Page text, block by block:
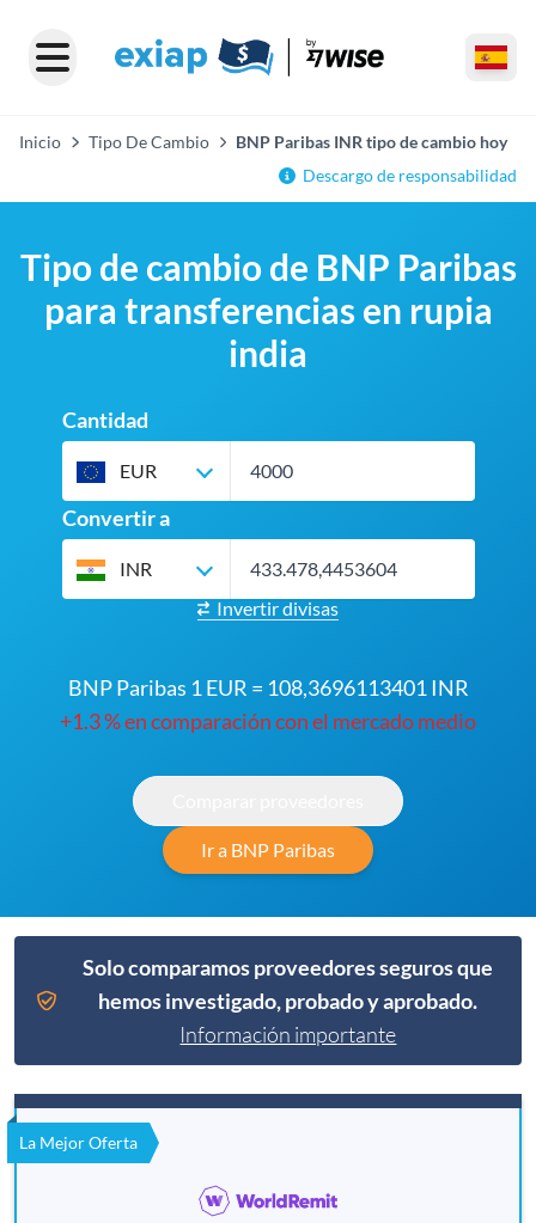
Inicio Tipo De Cambio
BNP Paribas INR tipo de cambio hoy
Descargo de responsabilidad
Tipo de cambio de BNP Paribas
para transferencias en rupia
india
Cantidad
EUR
Convertir a
INR
Invertir divisas
BNP Paribas 1 EUR = 108,3696113401 INR
+1.3 % en comparación con el mercado medio
Ir a BNP Paribas
Solo comparamos proveedores seguros que
hemos investigado, probado y aprobado.
Información importante
La Mejor Oferta